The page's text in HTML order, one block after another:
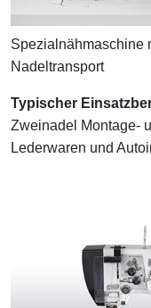
Spezialnähmaschine
Nadeltransport
Typischer
Zweinadel Montage-
Lederwaren und